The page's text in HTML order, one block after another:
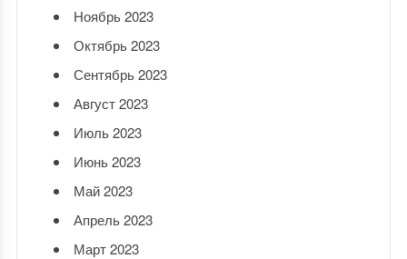
Ноябрь 2023
Октябрь 2023
Сентябрь 2023
Август 2023
Июль 2023
Июнь 2023
Май 2023
Апрель 2023
Март 2023